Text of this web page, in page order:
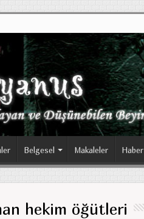
Belgesel Makaleler Haber
hekim öğütleri